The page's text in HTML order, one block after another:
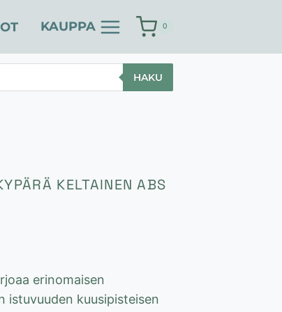
KAUPPA 0
HAKU
KELTAINEN ABS
erinomaisen
istuvuuden kuusipisteisen